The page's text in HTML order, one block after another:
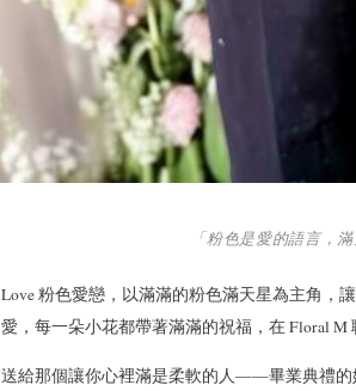
「粉色是愛的語言，
Love 粉色愛戀，以滿滿的粉色滿天星為主角，
愛，每一朵小花都帶著滿滿的祝福，在 Floral M
送給那個讓你心裡滿是柔軟的人——畢業典禮的